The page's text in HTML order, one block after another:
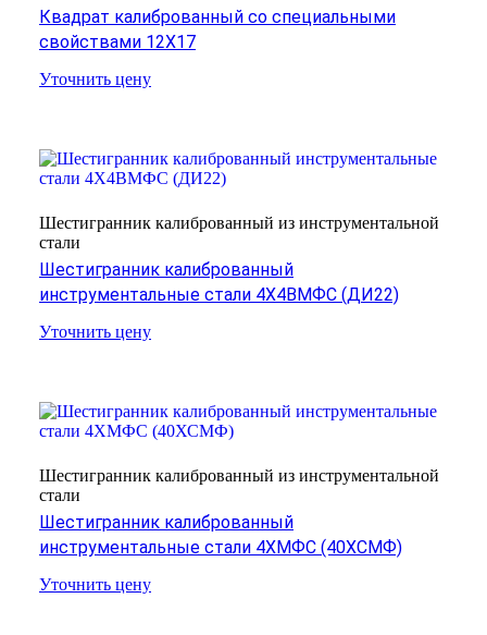
Квадрат калиброванный со специальными
свойствами 12Х17
Уточнить цену
Шестигранник калиброванный из инструментальной
стали
Шестигранник калиброванный
инструментальные стали 4Х4ВМФС (ДИ22)
Уточнить цену
Шестигранник калиброванный из инструментальной
стали
Шестигранник калиброванный
инструментальные стали 4ХМФС (40ХСМФ)
Уточнить цену